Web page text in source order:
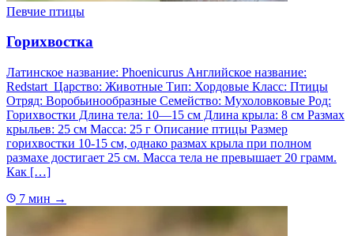
Певчие птицы
Горихвостка
Латинское название: Phoenicurus Английское название:
Redstart Царство: Животные Тип: Хордовые Класс: Птицы
Отряд: Воробьинообразные Семейство: Мухоловковые Род:
Горихвостки Длина тела: 10—15 см Длина крыла: 8 см Размах
крыльев: 25 см Масса: 25 г Описание птицы Размер
горихвостки 10-15 см, однако размах крыла при полном
размахе достигает 25 см. Масса тела не превышает 20 грамм.
Как […]
7 мин →